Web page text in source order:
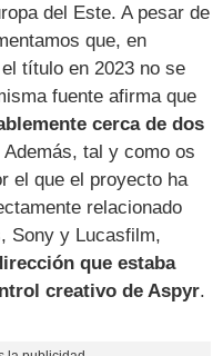
del Este. A pesar de
que, en
título en 2023 no se
fuente afirma que
cerca de dos
Además, tal y como os
el que el proyecto ha
relacionado
Sony y Lucasfilm,
que estaba
creativo de Aspyr.